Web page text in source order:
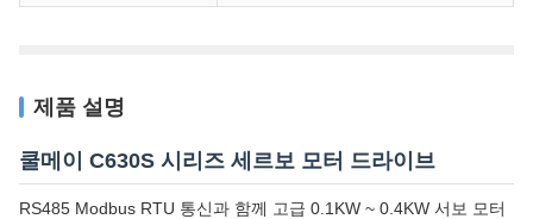
제품 설명
쿨메이 C630S 시리즈 세르보 모터 드라이브
RS485 Modbus RTU 통신과 함께 고급 0.1KW ~ 0.4KW 서보 모터